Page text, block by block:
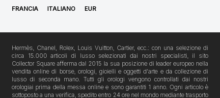
FRANCIA ITALIANO EUR
Hermès, Chanel, Rolex, Louis Vuitton, Cartier, ecc.: con una selezione di
circa 15.000 articoli di lusso selezionati dai nostri specialisti, il sito
Collector Square afferma dal 2015 la sua posizione di leader europeo nella
vendita online di borse, orologi, gioielli e oggetti d'arte e da collezione di
lusso di seconda mano. Tutti gli orologi vengono controllati dai nostri
orologiai prima della messa online e sono garantiti 1 anno. Ogni articolo è
sottoposto a una verifica, spedito entro 24 ore nel mondo mediante trasporto